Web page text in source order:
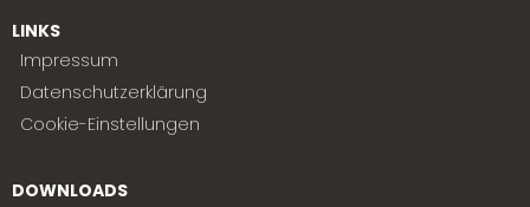
LINKS
Impressum
Datenschutzerklärung
Cookie-Einstellungen
DOWNLOADS